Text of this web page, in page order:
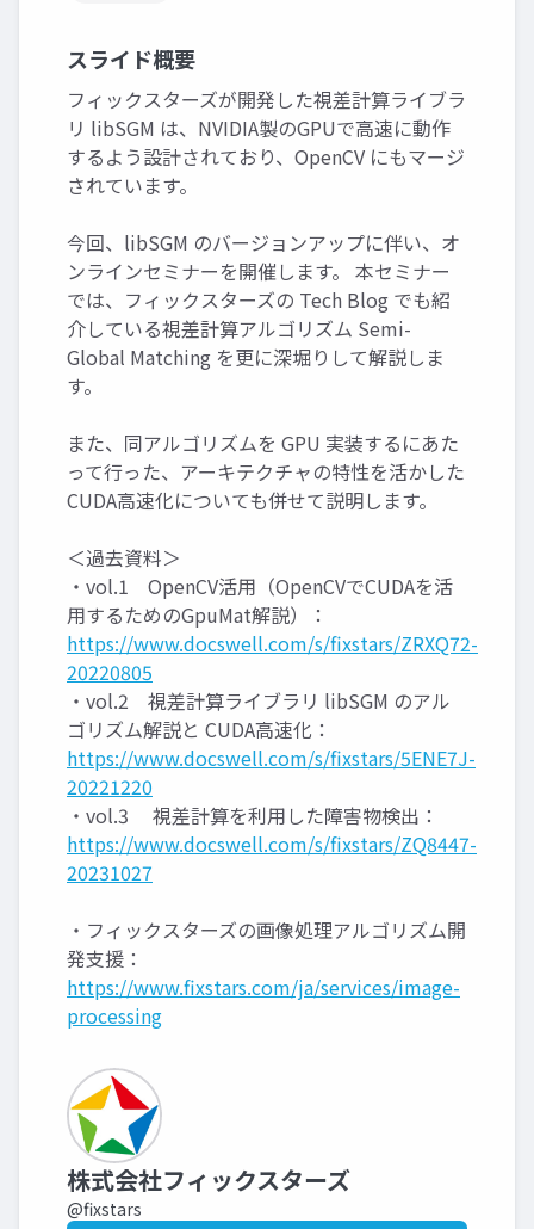
スライド概要
フィックスターズが開発した視差計算ライブラ
リ libSGM は、NVIDIA製のGPUで高速に動作
するよう設計されており、OpenCV にもマージ
されています。
今回、libSGM のバージョンアップに伴い、オ
ンラインセミナーを開催します。 本セミナー
では、フィックスターズの Tech Blog でも紹
介している視差計算アルゴリズム Semi-
Global Matching を更に深堀りして解説しま
す。
また、同アルゴリズムを GPU 実装するにあた
って行った、アーキテクチャの特性を活かした
CUDA高速化についても併せて説明します。
＜過去資料＞
・vol.1 OpenCV活用（OpenCVでCUDAを活
用するためのGpuMat解説）：
https://www.docswell.com/s/fixstars/ZRXQ72-
20220805
・vol.2 視差計算ライブラリ libSGM のアル
ゴリズム解説と CUDA高速化：
https://www.docswell.com/s/fixstars/5ENE7J-
20221220
・vol.3 視差計算を利用した障害物検出：
https://www.docswell.com/s/fixstars/ZQ8447-
20231027
・フィックスターズの画像処理アルゴリズム開
発支援：
https://www.fixstars.com/ja/services/image-
processing
株式会社フィックスターズ
@fixstars